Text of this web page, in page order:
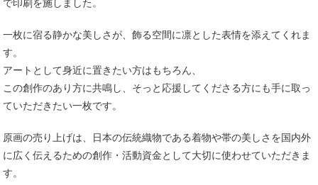
で印刷を施しました。
一枚に宿る静かな美しさが、飾る空間に凛とした表情を添えてくれま
す。
アートとして身近に置きたい方はもちろん、
この創作のあり方に共鳴し、そっと応援してくださる方にも手に取っ
ていただきたい一枚です。
原画の売り上げは、日本の伝統織物である着物や帯の美しさを国内外
に広く伝えるための創作・活動資金として大切に使わせていただきま
す。